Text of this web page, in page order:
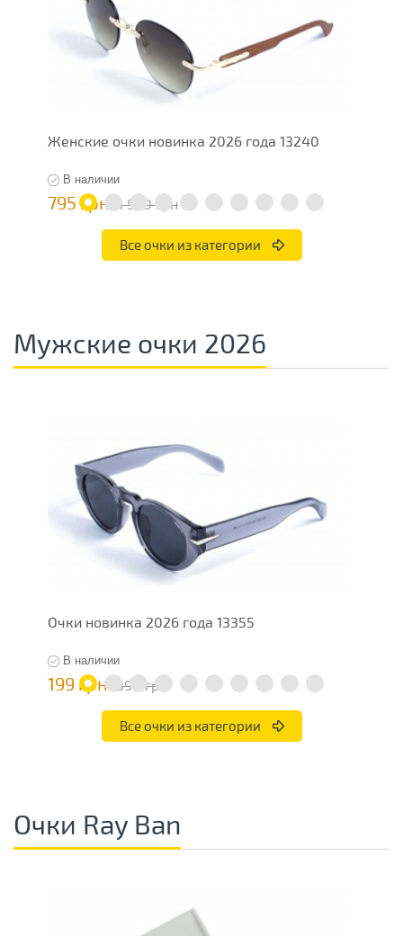
Женские очки новинка 2026 года 13240
В наличии
795 грн 1 590 грн
Все очки из категории
Мужские очки 2026
Очки новинка 2026 года 13355
В наличии
199 грн 398 грн
Все очки из категории
Очки Ray Ban